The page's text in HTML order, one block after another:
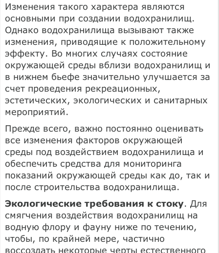
Изменения такого характера являются
основными при создании водохранилищ.
Однако водохранилища вызывают также
изменения, приводящие к положительному
эффекту. Во многих случаях состояние
окружающей среды вблизи водохранилищ и
в нижнем бьефе значительно улучшается за
счет проведения рекреационных,
эстетических, экологических и санитарных
мероприятий.
Прежде всего, важно постоянно оценивать
все изменения факторов окружающей
среды под воздействием водохранилища и
обеспечить средства для мониторинга
показаний окружающей среды как до, так и
после строительства водохранилища.
Экологические требования к стоку. Для
смягчения воздействия водохранилищ на
водную флору и фауну ниже по течению,
чтобы, по крайней мере, частично
воссоздать некоторые черты естественного